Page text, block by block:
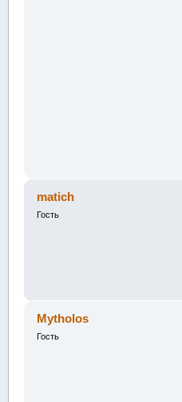
matich
Гость
Mytholos
Гость